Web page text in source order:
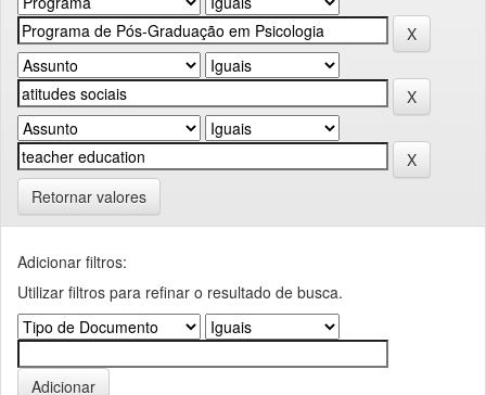
Retornar valores
Adicionar filtros:
Utilizar filtros para refinar o resultado de busca.